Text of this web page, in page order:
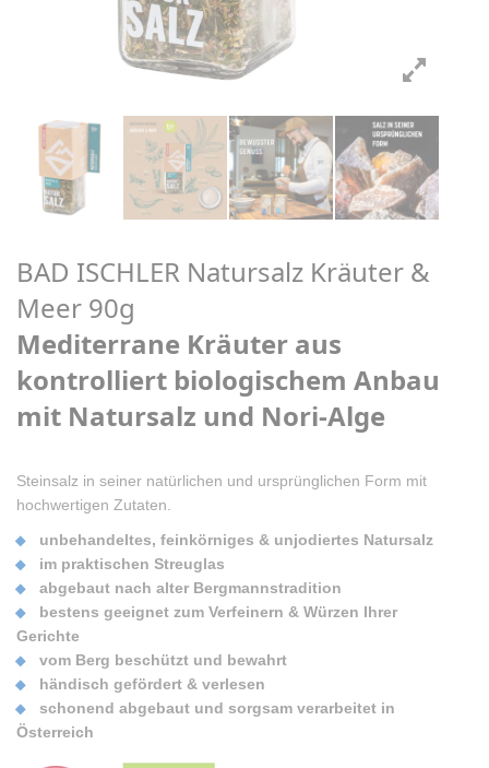
BAD ISCHLER Natursalz Kräuter &
Meer 90g
Mediterrane Kräuter aus
kontrolliert biologischem Anbau
mit Natursalz und Nori-Alge
Steinsalz in seiner natürlichen und ursprünglichen Form mit
hochwertigen Zutaten.
unbehandeltes, feinkörniges & unjodiertes Natursalz
im praktischen Streuglas
abgebaut nach alter Bergmannstradition
bestens geeignet zum Verfeinern & Würzen Ihrer
Gerichte
vom Berg beschützt und bewahrt
händisch gefördert & verlesen
schonend abgebaut und sorgsam verarbeitet in
Österreich